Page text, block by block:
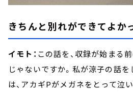
きちんと別れができてよか
イモト： この話を、収録が始まる
じゃないですか。私が涼子の話
は、アカギPがメガネをとって泣い